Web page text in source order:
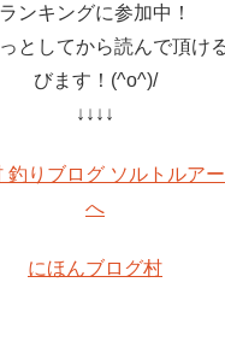
ランキングに参加中！
としてから読んで頂け
びます！(^o^)/
↓↓↓↓
にほんブログ村